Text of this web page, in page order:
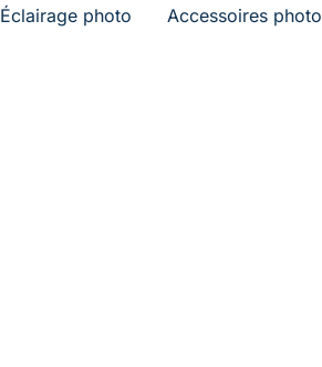
Éclairage photo Accessoires photo